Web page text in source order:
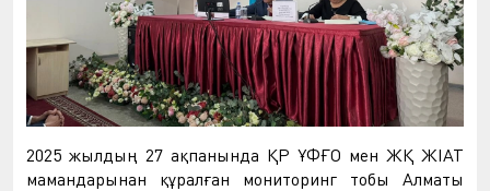
2025 жылдың 27 ақпанында ҚР ҰФҒО мен ЖҚ ЖІАТ
мамандарынан құралған мониторинг тобы Алматы